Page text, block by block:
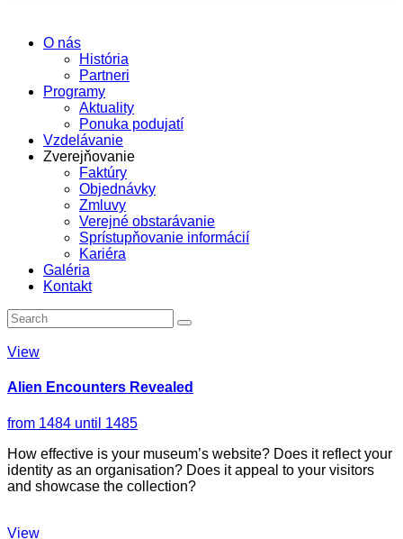
O nás
História
Partneri
Programy
Aktuality
Ponuka podujatí
Vzdelávanie
Zverejňovanie
Faktúry
Objednávky
Zmluvy
Verejné obstarávanie
Sprístupňovanie informácií
Kariéra
Galéria
Kontakt
View
Alien Encounters Revealed
from 1484 until 1485
How effective is your museum’s website? Does it reflect your
identity as an organisation? Does it appeal to your visitors
and showcase the collection?
View